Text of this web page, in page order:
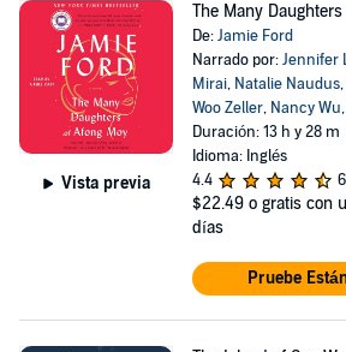
Vista previa
The Many
De:Jamie Ford
Narrado por:Jennifer
Mirai, Natalie Naudus,
Woo Zeller, Nancy Wu,
Duración: 13 h y 28 m
Idioma: Inglés
4.4
$22.49 o gratis con
días
Pruebe